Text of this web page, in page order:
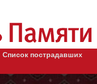
Список пострадавших